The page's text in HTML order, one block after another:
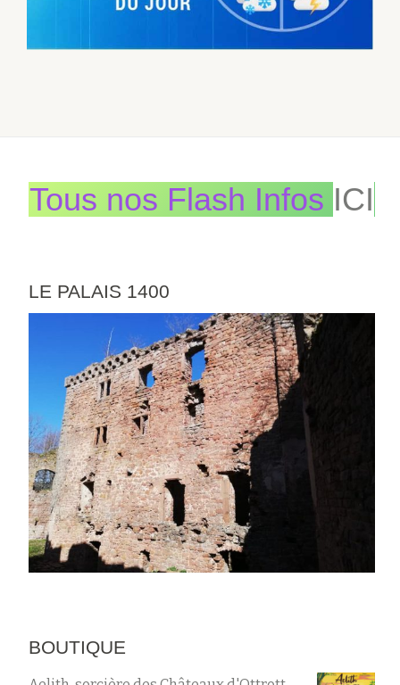
Tous nos Flash Infos ICI
LE PALAIS 1400
BOUTIQUE